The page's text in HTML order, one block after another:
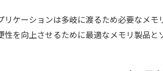
ケーションは多岐に渡るため必要なメ
を向上させるために最適なメモリ製品と